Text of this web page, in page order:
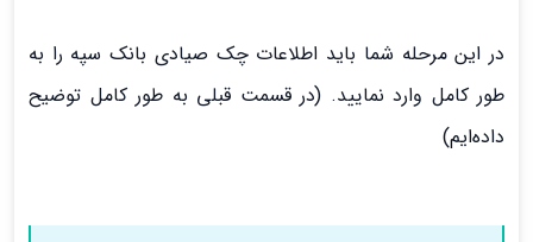
در این مرحله شما باید اطلاعات چک صیادی بانک سپه را به
طور کامل وارد نمایید. (در قسمت قبلی به طور کامل توضیح
داده‌ایم)